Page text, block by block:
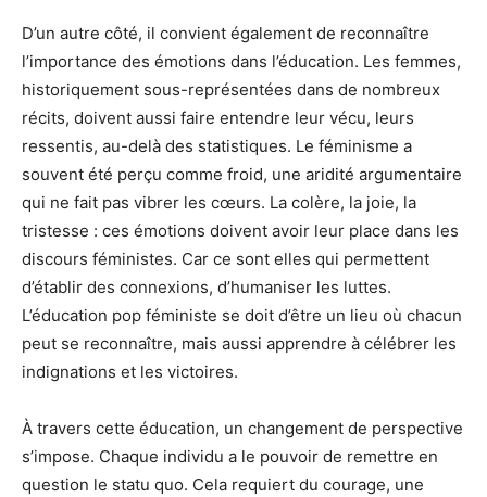
D’un autre côté, il convient également de reconnaître
l’importance des émotions dans l’éducation. Les femmes,
historiquement sous-représentées dans de nombreux
récits, doivent aussi faire entendre leur vécu, leurs
ressentis, au-delà des statistiques. Le féminisme a
souvent été perçu comme froid, une aridité argumentaire
qui ne fait pas vibrer les cœurs. La colère, la joie, la
tristesse : ces émotions doivent avoir leur place dans les
discours féministes. Car ce sont elles qui permettent
d’établir des connexions, d’humaniser les luttes.
L’éducation pop féministe se doit d’être un lieu où chacun
peut se reconnaître, mais aussi apprendre à célébrer les
indignations et les victoires.
À travers cette éducation, un changement de perspective
s’impose. Chaque individu a le pouvoir de remettre en
question le statu quo. Cela requiert du courage, une